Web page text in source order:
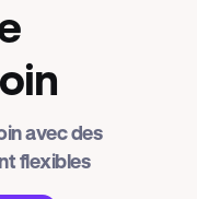
avec des
flexibles